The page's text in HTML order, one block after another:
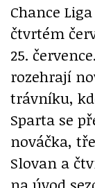
Chance
čtvrtém
25.
rozehrají
trávníku,
Sparta se
nováčka,
Slovan a
na úvod